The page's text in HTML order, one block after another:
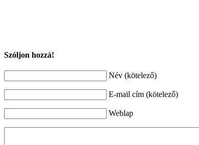
Szóljon hozzá!
Név (kötelező)
E-mail cím (kötelező)
Weblap